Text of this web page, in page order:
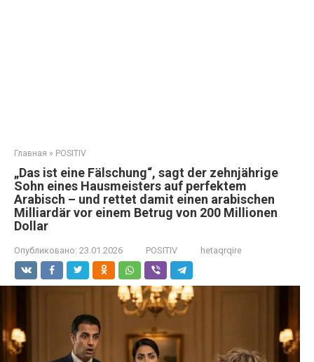
Главная » POSITIV
„Das ist eine Fälschung“, sagt der zehnjährige
Sohn eines Hausmeisters auf perfektem
Arabisch – und rettet damit einen arabischen
Milliardär vor einem Betrug von 200 Millionen
Dollar
Опубликовано: 23.01.2026 POSITIV hetaqrqire